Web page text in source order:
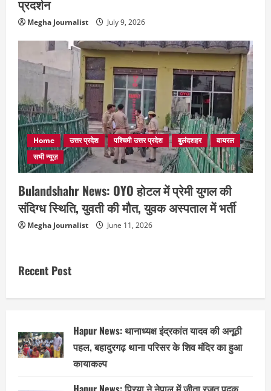
प्रदर्शन
Megha Journalist July 9, 2026
Home उत्तर प्रदेश पश्चिमी उत्तर प्रदेश बुलंदशहर
वायरल
सभी न्यूज़
Bulandshahr News: OYO होटल में प्रेमी युगल की
संदिग्ध स्थिति, युवती की मौत, युवक अस्पताल में भर्ती
Megha Journalist June 11, 2026
Recent Post
Hapur News: थानाध्यक्ष इंद्रकांत यादव की अनूठी
पहल, बहादुरगढ़ थाना परिसर के शिव मंदिर का हुआ
कायाकल्प